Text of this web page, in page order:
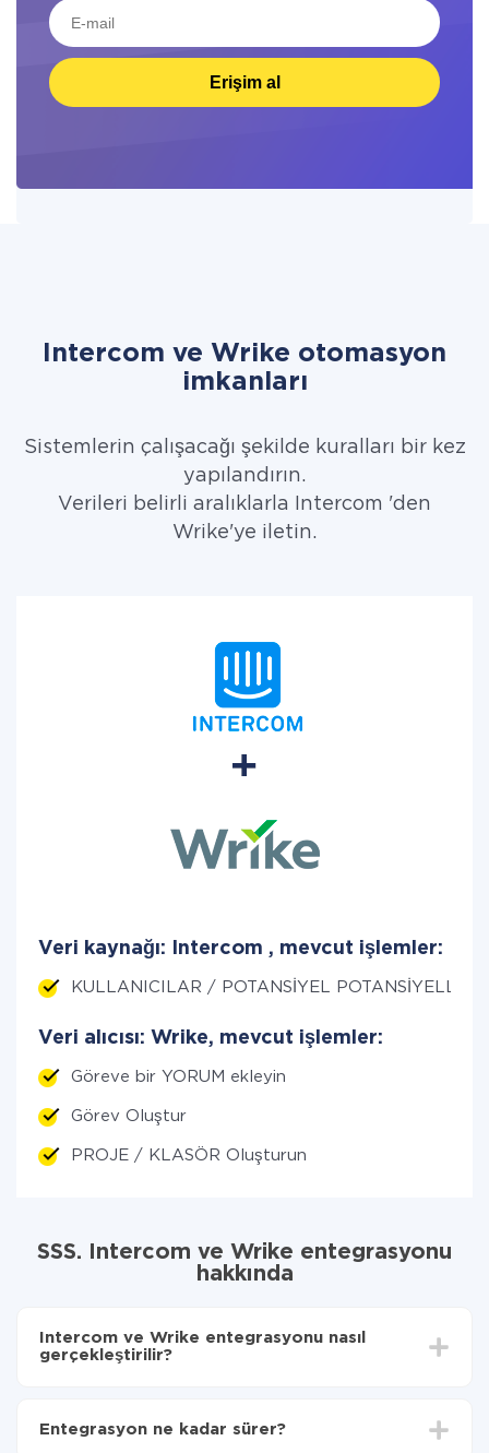
Erişim al
Intercom ve Wrike otomasyon
imkanları
Sistemlerin çalışacağı şekilde kuralları bir kez
yapılandırın.
Verileri belirli aralıklarla Intercom 'den
Wrike'ye iletin.
Veri kaynağı: Intercom , mevcut işlemler:
KULLANICILAR / POTANSİYEL POTANSİYELLER
Veri alıcısı: Wrike, mevcut işlemler:
Göreve bir YORUM ekleyin
Görev Oluştur
PROJE / KLASÖR Oluşturun
SSS. Intercom ve Wrike entegrasyonu
hakkında
Intercom ve Wrike entegrasyonu nasıl
gerçekleştirilir?
seçin
Entegrasyon ne kadar sürer?